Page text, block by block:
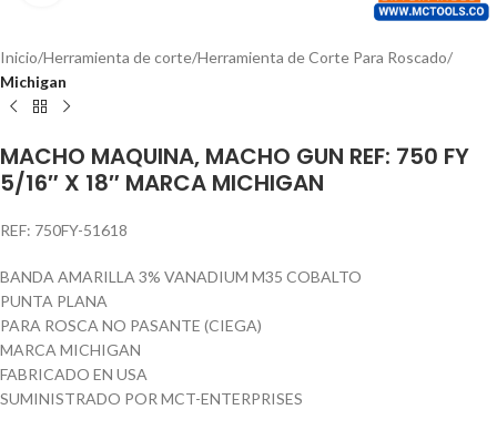
Inicio Herramienta de corte Herramienta de Corte Para Roscado
Michigan
MACHO MAQUINA, MACHO GUN REF: 750 FY
5/16″ X 18″ MARCA MICHIGAN
REF: 750FY-51618
BANDA AMARILLA 3% VANADIUM M35 COBALTO
PUNTA PLANA
PARA ROSCA NO PASANTE (CIEGA)
MARCA MICHIGAN
FABRICADO EN USA
SUMINISTRADO POR MCT-ENTERPRISES